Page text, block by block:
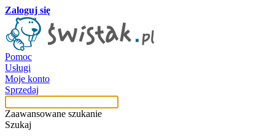
Zaloguj się
Pomoc
Usługi
Moje konto
Sprzedaj
Zaawansowane szukanie
Szukaj